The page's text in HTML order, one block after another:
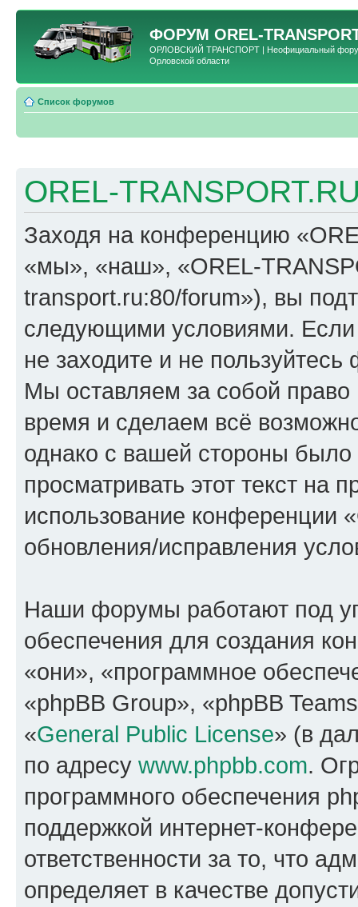
ФОРУМ OREL-
ОРЛОВСКИЙ ТРАНСПОРТ | Неофициальный форум
Орловской области
Список форумов
OREL-
Заходя на конференцию
«мы», «наш», «OREL-
transport.ru:80/forum»), вы
следующими условиями.
не заходите и не
Мы оставляем за собой
время и сделаем всё
однако с вашей стороны
просматривать этот текст на
использование конференции
обновления/исправления
Наши форумы работают под
обеспечения для создания
«они», «программное
«phpBB Group», «phpBB
«General Public License» (в
по адресу www.phpbb.com.
программного обеспечения
поддержкой интернет-
ответственности за то, что
определяет в качестве